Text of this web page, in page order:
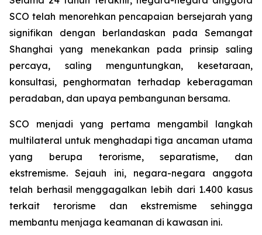
SCO telah menorehkan pencapaian bersejarah yang
signifikan dengan berlandaskan pada Semangat
Shanghai yang menekankan pada prinsip saling
percaya, saling menguntungkan, kesetaraan,
konsultasi, penghormatan terhadap keberagaman
peradaban, dan upaya pembangunan bersama.
SCO menjadi yang pertama mengambil langkah
multilateral untuk menghadapi tiga ancaman utama
yang berupa terorisme, separatisme, dan
ekstremisme. Sejauh ini, negara-negara anggota
telah berhasil menggagalkan lebih dari 1.400 kasus
terkait terorisme dan ekstremisme sehingga
membantu menjaga keamanan di kawasan ini.